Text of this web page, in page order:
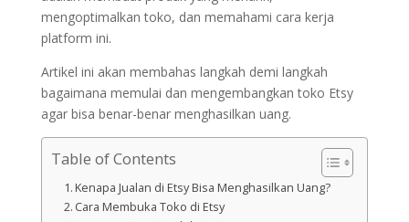
mengoptimalkan toko, dan memahami cara kerja
platform ini.
Artikel ini akan membahas langkah demi langkah
bagaimana memulai dan mengembangkan toko Etsy
agar bisa benar-benar menghasilkan uang.
Table of Contents
Kenapa Jualan di Etsy Bisa Menghasilkan Uang?
Cara Membuka Toko di Etsy